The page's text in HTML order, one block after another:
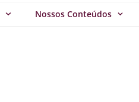
Nossos Conteúdos